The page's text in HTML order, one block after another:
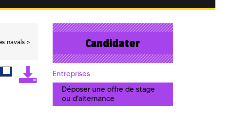
navals
Candidater
Entreprises
Déposer une offre de stage
ou d'alternance